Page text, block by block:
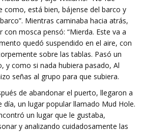
como, está bien, bájense del barco y
Mientras caminaba hacia atrás,
mosca pensó: “Mierda. Este va a
quedó suspendido en el aire, con
sobre las tablas. Pasó un
y como si nada hubiera pasado, Al
señas al grupo para que subiera.
de abandonar el puerto, llegaron a
día, un lugar popular llamado Mud Hole.
un lugar que le gustaba,
y analizando cuidadosamente las